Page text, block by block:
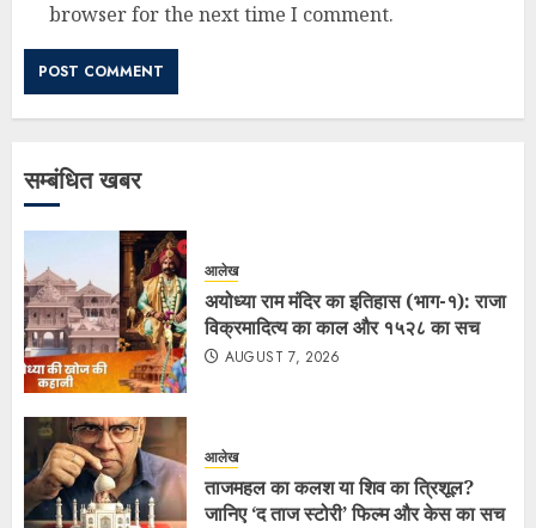
browser for the next time I comment.
सम्बंधित खबर
आलेख
अयोध्या राम मंदिर का इतिहास (भाग-१): राजा
विक्रमादित्य का काल और १५२८ का सच
AUGUST 7, 2026
आलेख
ताजमहल का कलश या शिव का त्रिशूल?
जानिए ‘द ताज स्टोरी’ फिल्म और केस का सच